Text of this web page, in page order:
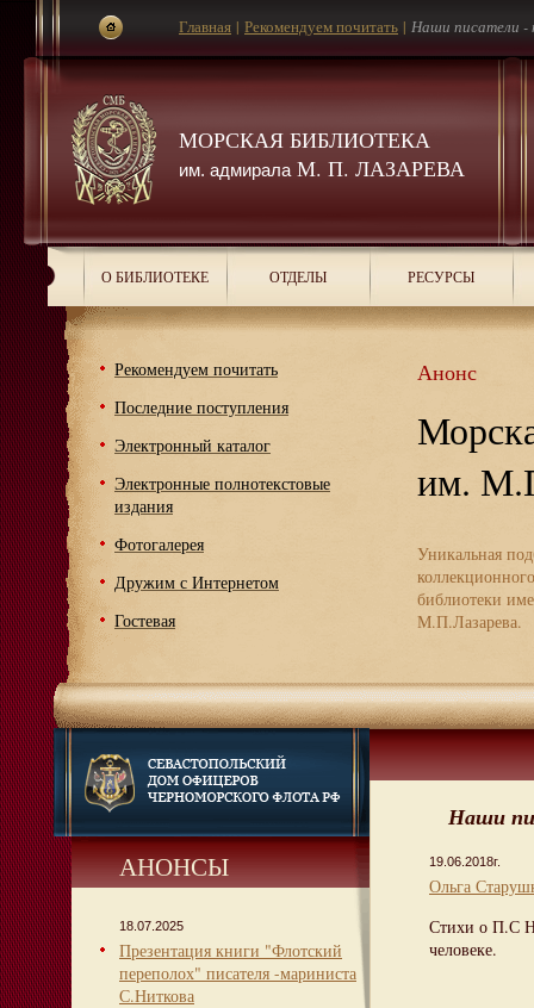
МОРСКАЯ БИБЛИОТЕКА
им. адмиралаМ. П. ЛАЗАРЕВА
Главная | Рекомендуем почитать | Наши писатели -
О БИБЛИОТЕКЕ ОТДЕЛЫ РЕСУРСЫ
Рекомендуем почитать
Последние поступления
Электронный каталог
Электронные полнотекстовые
издания
Фотогалерея
Дружим с Интернетом
Гостевая
Анонс
им.
Уникальная
библиотеки
М.П.Лазарева.
АНОНСЫ
18.07.2025
Презентация книги "Флотский
переполох" писателя -мариниста
С.Ниткова
Наши
19.06.2018г.
Ольга
Стихи о П.С
человеке.